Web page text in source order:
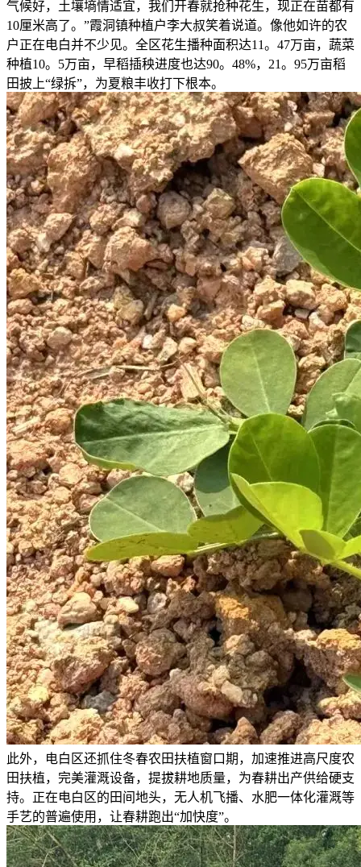
气候好，土壤墒情适宜，我们开春就抢种花生，现正在苗都有
10厘米高了。”霞洞镇种植户李大叔笑着说道。像他如许的农
户正在电白并不少见。全区花生播种面积达11。47万亩，蔬菜
种植10。5万亩，早稻插秧进度也达90。48%，21。95万亩稻
田披上“绿拆”，为夏粮丰收打下根本。
此外，电白区还抓住冬春农田扶植窗口期，加速推进高尺度农
田扶植，完美灌溉设备，提拔耕地质量，为春耕出产供给硬支
持。正在电白区的田间地头，无人机飞播、水肥一体化灌溉等
手艺的普遍使用，让春耕跑出“加快度”。